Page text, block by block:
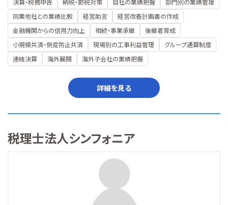
同業他社との業績比較
経営助言
経営改善計画書の作成
金融機関からの信用力向上
相続・事業承継
後継者育成
小規模共済・倒産防止共済
現場別の工事利益管理
グループ通算制度
連結決算
海外展開 海外子会社の業績把握
詳細を見る
税理士法人シンフォニア